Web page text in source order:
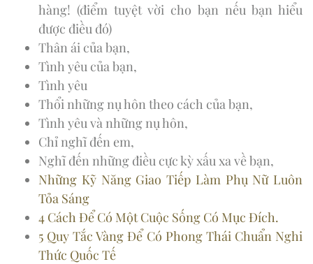
hàng! (điểm tuyệt vời cho bạn nếu bạn hiểu
được điều đó)
Thân ái của bạn,
Tình yêu của bạn,
Tình yêu
Thổi những nụ hôn theo cách của bạn,
Tình yêu và những nụ hôn,
Chỉ nghĩ đến em,
Nghĩ đến những điều cực kỳ xấu xa về bạn,
Những Kỹ Năng Giao Tiếp Làm Phụ Nữ Luôn
Tỏa Sáng
4 Cách Để Có Một Cuộc Sống Có Mục Đích.
5 Quy Tắc Vàng Để Có Phong Thái Chuẩn Nghi
Thức Quốc Tế